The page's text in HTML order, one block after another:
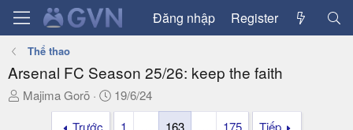
Đăng nhập Register
Thể thao
Arsenal FC Season 25/26: keep the faith
T
Majima Gorō
N
g
19/6/24
Trước
1 … 163 … 175 Tiếp